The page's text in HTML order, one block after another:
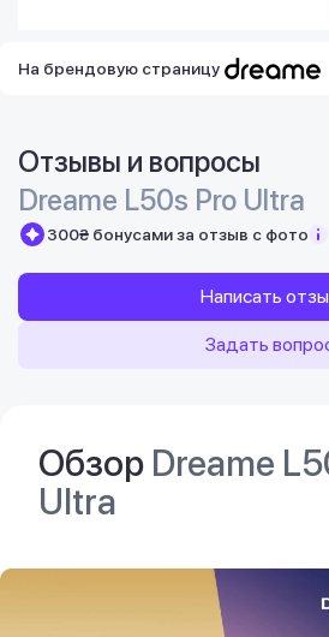
На брендовую страницу
Отзывы и вопросы
Dreame L50s Pro Ultra
300₴ бонусами за отзыв с фото
Написать
Задать
Обзор Dreame
Ultra